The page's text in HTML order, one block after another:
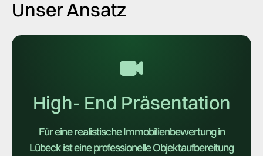
Unser Ansatz
High- End Präsentation
Für eine realistische Immobilienbewertung in
Lübeck ist eine professionelle Objektaufbereitung